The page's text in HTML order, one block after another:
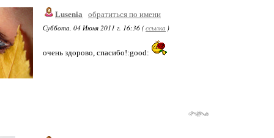
Lusenia
обратиться по имени
Суббота, 04 Июня 2011 г. 16:36 (ссылка )
очень здорово, спасибо!:good: